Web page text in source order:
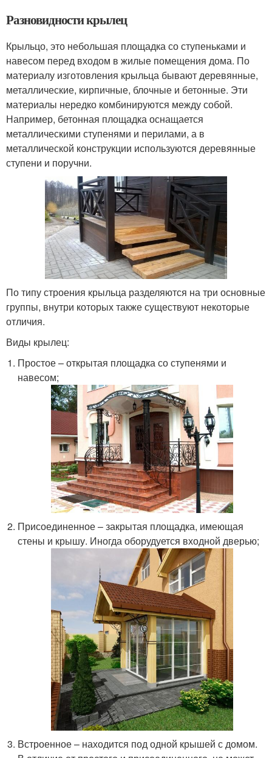
Разновидности крылец
Крыльцо, это небольшая площадка со ступеньками и
навесом перед входом в жилые помещения дома. По
материалу изготовления крыльца бывают деревянные,
металлические, кирпичные, блочные и бетонные. Эти
материалы нередко комбинируются между собой.
Например, бетонная площадка оснащается
металлическими ступенями и перилами, а в
металлической конструкции используются деревянные
ступени и поручни.
По типу строения крыльца разделяются на три основные
группы, внутри которых также существуют некоторые
отличия.
Виды крылец:
Простое – открытая площадка со ступенями и
навесом;
Присоединенное – закрытая площадка, имеющая
стены и крышу. Иногда оборудуется входной дверью;
Встроенное – находится под одной крышей с домом.